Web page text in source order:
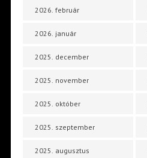
2026. február
2026. január
2025. december
2025. november
2025. október
2025. szeptember
2025. augusztus